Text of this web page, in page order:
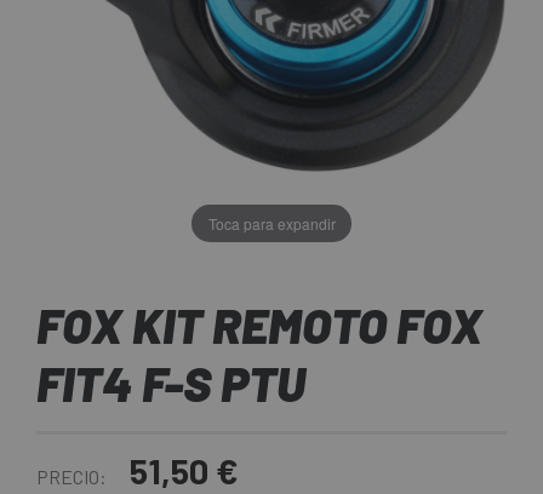
Toca para expandir
FOX KIT REMOTO FOX
FIT4 F-S PTU
PRECIO: 51,50 €